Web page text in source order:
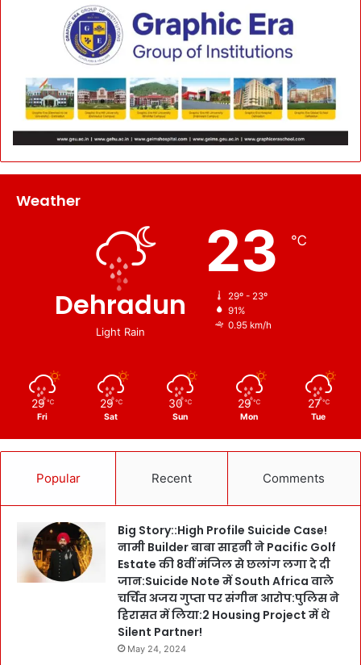
Weather
Dehradun
Light Rain
23 ℃
29º - 23º
91%
0.95 km/h
29 ℃
Fri
29 ℃
Sat
30 ℃
Sun
29 ℃
Mon
27 ℃
Tue
Popular Recent Comments
Big Story::High Profile Suicide Case!
नामी Builder बाबा साहनी ने Pacific Golf
Estate की 8वीं मंजिल से छलांग लगा दे दी
जान:Suicide Note में South Africa वाले
चर्चित अजय गुप्ता पर संगीन आरोप:पुलिस ने
हिरासत में लिया:2 Housing Project में थे
Silent Partner!
May 24, 2024